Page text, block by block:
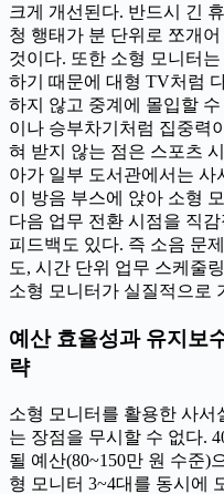
크게 개선된다. 반드시 긴
청 행태가 분 단위로 쪼개
것이다. 또한 소형 모니터
하기 때문에 대형 TV처럼
하지 않고 중계에 몰입할
이나 승부차기처럼 집중력
혀 받지 않는 점은 스포츠
아가 일부 도서관에서는 사
이 방음 부스에 앉아 소형
다음 업무 전환 시점을 직
피드백도 있다. 즉 소음 문
도, 시간 단위 업무 스케줄
소형 모니터가 실질적으로
예산 효율성과 유지보
략
소형 모니터를 활용한 사
는 장점을 무시할 수 없다.
될 예산(80~150만 원 수준)
형 모니터 3~4대를 동시에